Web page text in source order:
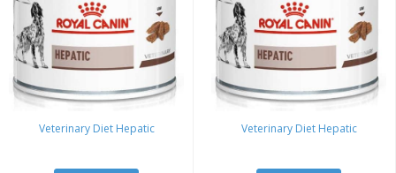
Veterinary Diet Hepatic Veterinary Diet Hepatic